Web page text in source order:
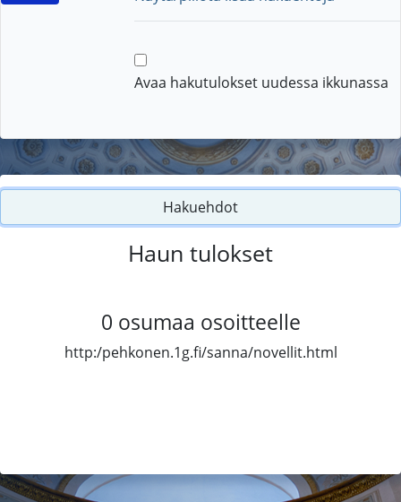
Avaa hakutulokset uudessa ikkunassa
Hakuehdot
Haun tulokset
0 osumaa osoitteelle
http:/pehkonen.1g.fi/sanna/novellit.html